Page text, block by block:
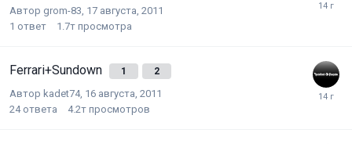
Автор grom-83 17 августа, 2011
1 ответ 1.7т просмотра
Ferrari+Sundown 1 2
Автор kadet74, 16 августа, 2011
24 ответа 4.2т просмотров